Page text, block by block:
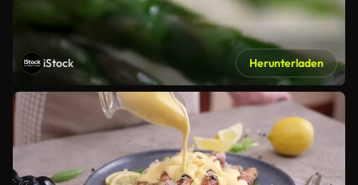
iStock Herunterladen